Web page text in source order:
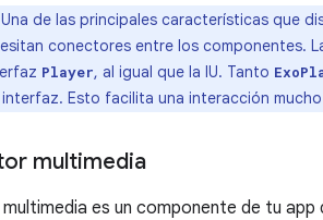
Una de las principales características que
conectores entre los componentes.
Player, al igual que la IU. Tanto
Esto facilita una interacción
multimedia
es un componente de tu